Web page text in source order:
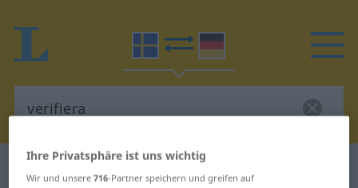
Ihre Privatsphäre ist uns wichtig
Wir und unsere716-Partner speichern und greifen auf